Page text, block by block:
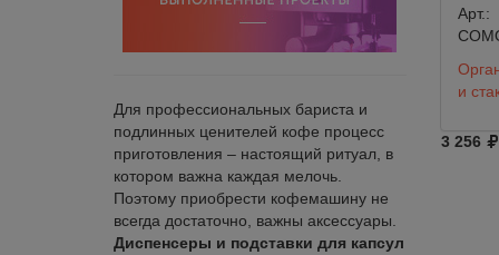
Для профессиональных бариста и
подлинных ценителей кофе процесс
приготовления – настоящий ритуал, в
котором важна каждая мелочь.
Поэтому приобрести кофемашину не
всегда достаточно, важны аксессуары.
Диспенсеры и подставки для капсул
Арт.:
и
3 256